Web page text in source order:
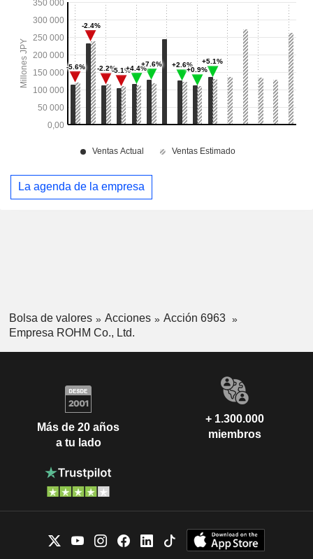
La agenda de la empresa
Bolsa de valores Acciones
Acción 6963
Empresa ROHM Co., Ltd.
Más de 20 años
a tu lado
+ 1.300.000
miembros